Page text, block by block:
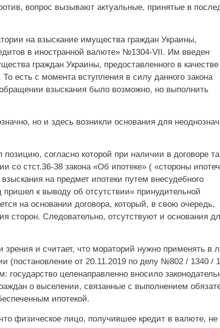
вопрос вызывают актуальные, принятые в
на взыскание имущества граждан Украины,
в иностранной валюте» №1304-VII. Им введен
граждан Украины, предоставленного в качестве
есть с момента вступления в силу данного закона
взыскания было возможно, но выполнить
но и здесь возникли основания для
согласно которой при наличии в договоре
со стст.36-38 закона «Об ипотеке» ( «стороны
на предмет ипотеки путем внесудебного
к выводу об отсутствии« принудительной
на основании договора, который, в свою очередь,
сторон. Следовательно, отсутствуют и основания
и считает, что мораторий нужно применять в
(постановление от 20.11.2019 по делу №802 / 1340 /
государство целенаправленно вносило
о выселении, связанные с выполнением
ипотекой.
физическое лицо, получившее кредит в валюте, не